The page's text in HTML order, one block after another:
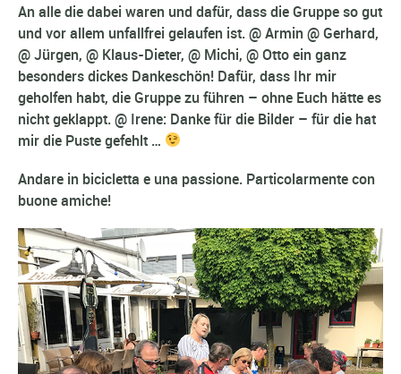
An alle die dabei waren und dafür, dass die Gruppe so gut
und vor allem unfallfrei gelaufen ist. @ Armin @ Gerhard,
@ Jürgen, @ Klaus-Dieter, @ Michi, @ Otto ein ganz
besonders dickes Dankeschön! Dafür, dass Ihr mir
geholfen habt, die Gruppe zu führen – ohne Euch hätte es
nicht geklappt. @ Irene: Danke für die Bilder – für die hat
mir die Puste gefehlt …
Andare in bicicletta e una passione. Particolarmente con
buone amiche!